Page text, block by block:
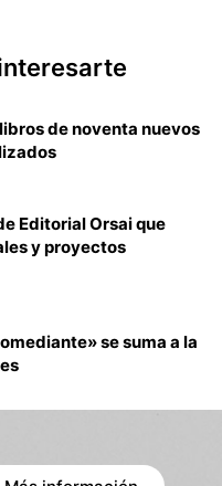
de noventa nuevos
Editorial Orsai que
y proyectos
se suma a la